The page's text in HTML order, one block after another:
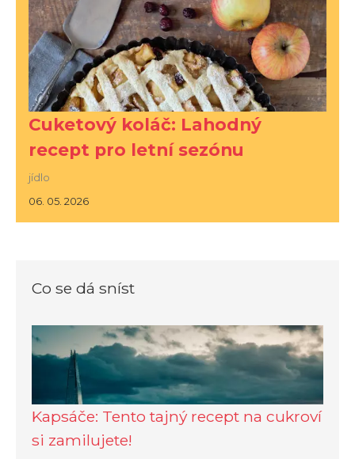
Cuketový koláč: Lahodný
recept pro letní sezónu
jídlo
06. 05. 2026
Co se dá sníst
Kapsáče: Tento tajný recept na cukroví
si zamilujete!